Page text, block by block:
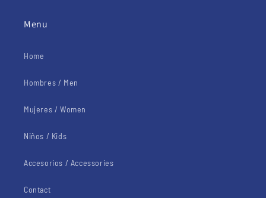
Menu
Home
Hombres / Men
Mujeres / Women
Niños / Kids
Accesorios / Accessories
Contact